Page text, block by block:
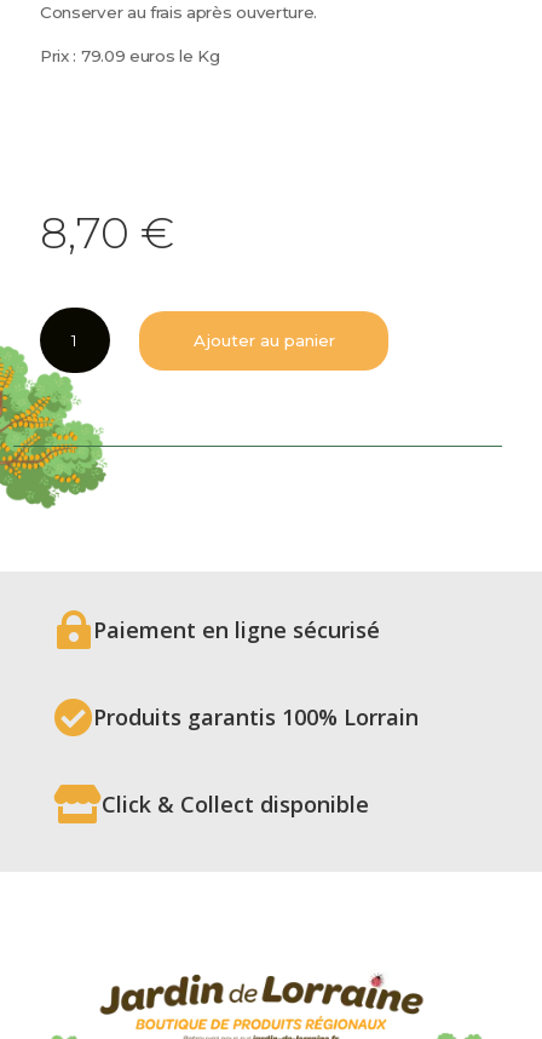
Conserver au frais après ouverture.
Prix : 79.09 euros le Kg
8,70 €
quantité
de
Moutarde
au
safran
des
Côtes
de
110
Ajouter au panier
Paiement en ligne sécurisé
Produits garantis 100% Lorrain
Click & Collect disponible